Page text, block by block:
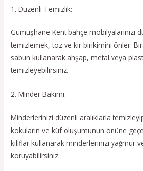
1. Düzenli Temizlik:
Gümüşhane Kent bahçe mobilyalarınızı
temizlemek, toz ve kir birikimini önler.
sabun kullanarak ahşap, metal veya
temizleyebilirsiniz.
2. Minder Bakımı:
Minderlerinizi düzenli aralıklarla
kokuların ve küf oluşumunun önüne
kılıflar kullanarak minderlerinizi yağmur
koruyabilirsiniz.